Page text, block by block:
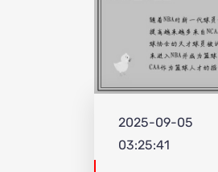
2025-09-05
03:25:41